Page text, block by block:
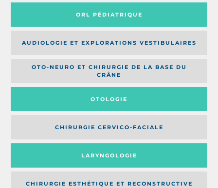
ORL PÉDIATRIQUE
AUDIOLOGIE ET EXPLORATIONS VESTIBULAIRES
OTO-NEURO ET CHIRURGIE DE LA BASE DU
CRÂNE
OTOLOGIE
CHIRURGIE CERVICO-FACIALE
LARYNGOLOGIE
CHIRURGIE ESTHÉTIQUE ET RECONSTRUCTIVE